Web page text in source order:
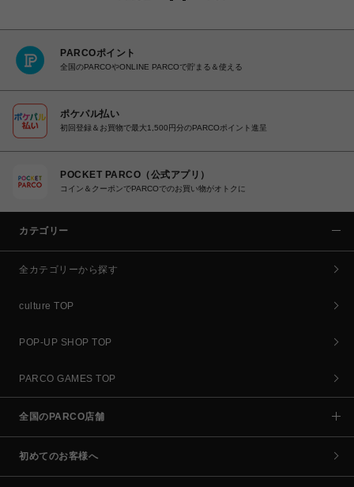
PARCOポイント
全国のPARCOやONLINE PARCOで貯まる＆使える
ポケパル払い
初回登録＆お買物で最大1,500円分のPARCOポイント進呈
POCKET PARCO（公式アプリ）
コイン＆クーポンでPARCOでのお買い物がオトクに
カテゴリー
全カテゴリーから探す
culture TOP
POP-UP SHOP TOP
PARCO GAMES TOP
全国のPARCO店舗
初めてのお客様へ